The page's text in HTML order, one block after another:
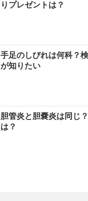
りプレゼントは？
手足のしびれは何科？
が知りたい
胆管炎と胆嚢炎は同じ
は？